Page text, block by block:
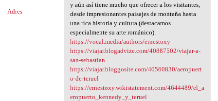
Adres
y aún así tiene mucho que ofrecer a los visitantes,
desde impresionantes paisajes de montaña hasta
una rica historia y cultura (destacamos
especialmente su arte románico).
https://vocal.media/authors/ernestoxy
https://viajar.blogadvize.com/40887502/viajar-a-
san-sebastian
https://viajar.bloggosite.com/40560830/aeropuert
o-de-teruel
https://ernestoxy.wikistatement.com/4644489/el_a
eropuerto_kennedy_y_teruel